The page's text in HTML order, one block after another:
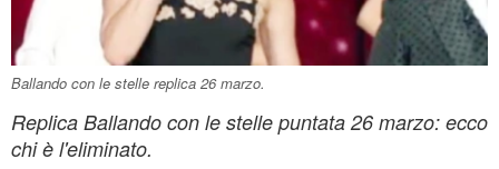
Ballando con le stelle replica 26 marzo.
Replica Ballando con le stelle puntata 26 marzo: ecco
chi è l'eliminato.